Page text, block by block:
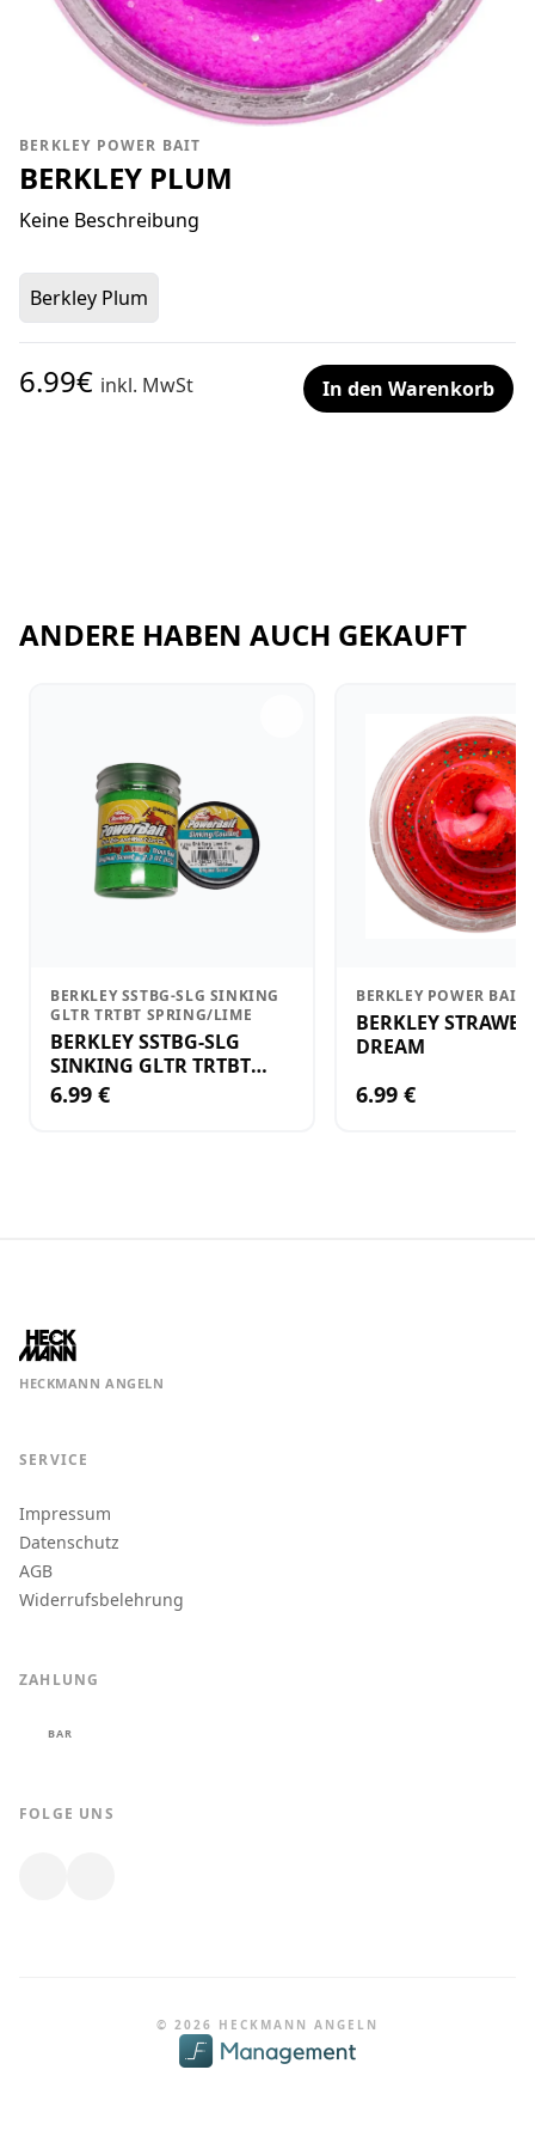
BERKLEY POWER BAIT
BERKLEY PLUM
Keine Beschreibung
Berkley Plum
6.99€ inkl. MwSt In den Warenkorb
ANDERE HABEN AUCH GEKAUFT
BERKLEY SSTBG-SLG SINKING
GLTR TRTBT SPRING/LIME
BERKLEY SSTBG-SLG
SINKING GLTR TRTBT
SPRING/LIME
6.99 €
BERKLEY POWER BAIT
BERKLEY
DREAM
6.99 €
HECKMANN ANGELN
SERVICE
Impressum
Datenschutz
AGB
Widerrufsbelehrung
ZAHLUNG
BAR
FOLGE UNS
© 2026 HECKMANN ANGELN